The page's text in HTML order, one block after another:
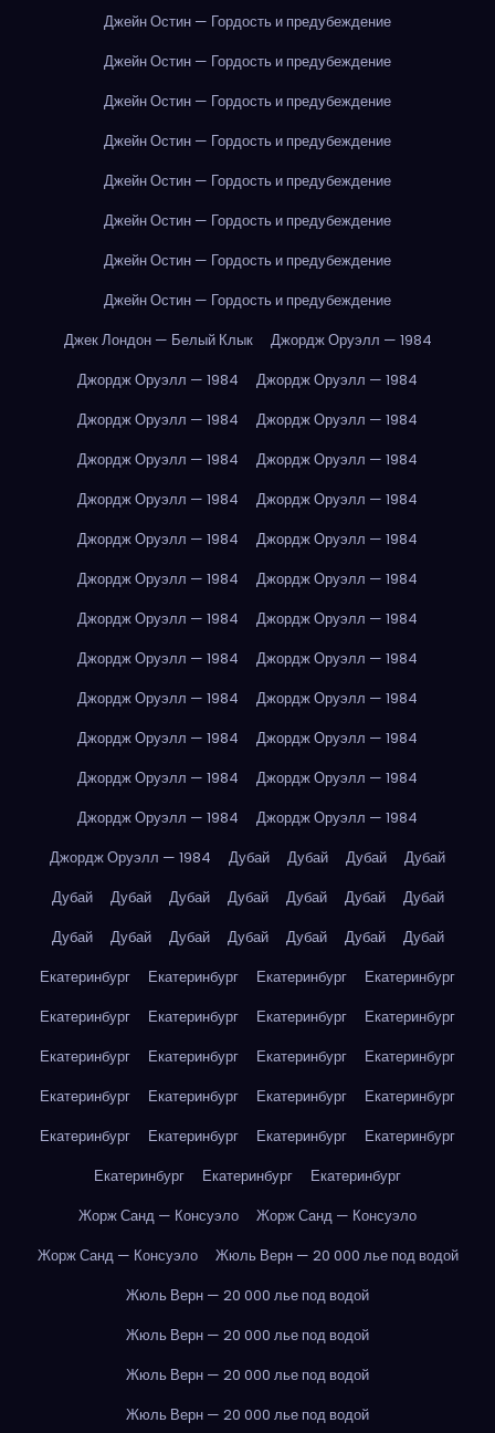
Джейн Остин — Гордость и предубеждение
Джейн Остин — Гордость и предубеждение
Джейн Остин — Гордость и предубеждение
Джейн Остин — Гордость и предубеждение
Джейн Остин — Гордость и предубеждение
Джейн Остин — Гордость и предубеждение
Джейн Остин — Гордость и предубеждение
Джейн Остин — Гордость и предубеждение
Джек Лондон — Белый Клык
Джордж Оруэлл — 1984
Джордж Оруэлл — 1984
Джордж Оруэлл — 1984
Джордж Оруэлл — 1984
Джордж Оруэлл — 1984
Джордж Оруэлл — 1984
Джордж Оруэлл — 1984
Джордж Оруэлл — 1984
Джордж Оруэлл — 1984
Джордж Оруэлл — 1984
Джордж Оруэлл — 1984
Джордж Оруэлл — 1984
Джордж Оруэлл — 1984
Джордж Оруэлл — 1984
Джордж Оруэлл — 1984
Джордж Оруэлл — 1984
Джордж Оруэлл — 1984
Джордж Оруэлл — 1984
Джордж Оруэлл — 1984
Джордж Оруэлл — 1984
Джордж Оруэлл — 1984
Джордж Оруэлл — 1984
Джордж Оруэлл — 1984
Джордж Оруэлл — 1984
Джордж Оруэлл — 1984
Джордж Оруэлл — 1984
Дубай Дубай Дубай
Дубай
Дубай
Дубай Дубай Дубай Дубай Дубай
Дубай
Дубай
Дубай Дубай Дубай Дубай Дубай
Дубай
Екатеринбург
Екатеринбург Екатеринбург
Екатеринбург
Екатеринбург
Екатеринбург Екатеринбург
Екатеринбург
Екатеринбург
Екатеринбург Екатеринбург
Екатеринбург
Екатеринбург
Екатеринбург Екатеринбург
Екатеринбург
Екатеринбург
Екатеринбург Екатеринбург
Екатеринбург
Екатеринбург
Екатеринбург
Екатеринбург
Жорж Санд — Консуэло
Жорж Санд — Консуэло
Жорж Санд — Консуэло
Жюль Верн — 20 000 лье под водой
Жюль Верн — 20 000 лье под водой
Жюль Верн — 20 000 лье под водой
Жюль Верн — 20 000 лье под водой
Жюль Верн — 20 000 лье под водой